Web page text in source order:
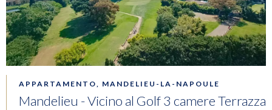
APPARTAMENTO, MANDELIEU-LA-NAPOULE
Mandelieu - Vicino al Golf 3 camere Terrazza